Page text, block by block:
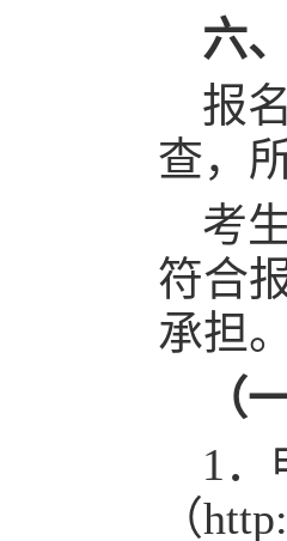
六
报
查，
考
符合
承担
（
1．
（